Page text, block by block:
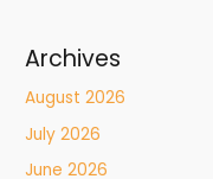
Archives
August 2026
July 2026
June 2026